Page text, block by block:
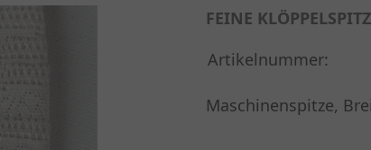
FEINE
Artikelnummer:
Maschinenspitze,